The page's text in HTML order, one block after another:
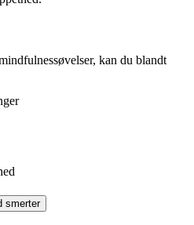
kan du blandt
smerter